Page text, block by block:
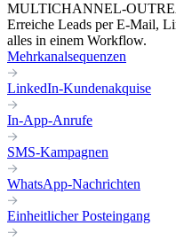
MULTICHANNEL-
Erreiche Leads per E-Mail,
alles in einem Workflow.
Mehrkanalsequenzen
LinkedIn-Kundenakquise
In-App-Anrufe
SMS-Kampagnen
WhatsApp-Nachrichten
Einheitlicher Posteingang